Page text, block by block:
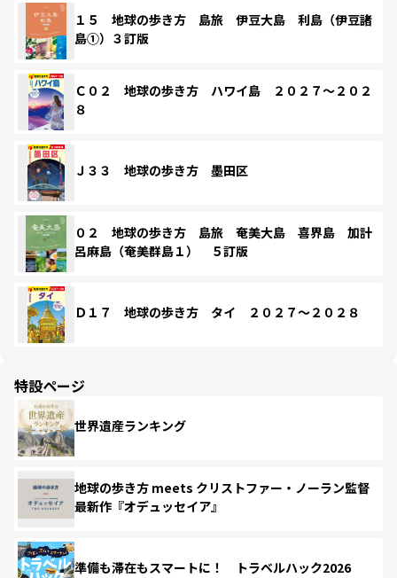
１５ 地球の歩き方 島旅 伊豆大島 利島（伊豆諸
島①）３訂版
Ｃ０２ 地球の歩き方 ハワイ島 ２０２７～２０２
８
Ｊ３３ 地球の歩き方 墨田区
０２ 地球の歩き方 島旅 奄美大島 喜界島 加計
呂麻島（奄美群島１） ５訂版
Ｄ１７ 地球の歩き方 タイ ２０２７～２０２８
特設ページ
世界遺産ランキング
地球の歩き方 meets クリストファー・ノーラン監督
最新作『オデュッセイア』
準備も滞在もスマートに！ トラベルハック2026